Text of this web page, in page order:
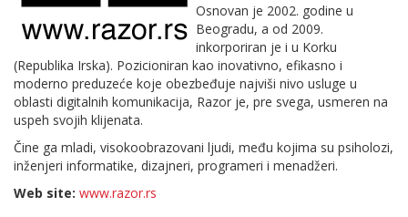
Osnovan je 2002. godine u
Beogradu, a od 2009.
inkorporiran je i u Korku
(Republika Irska). Pozicioniran kao inovativno, efikasno i
moderno preduzeće koje obezbeđuje najviši nivo usluge u
oblasti digitalnih komunikacija, Razor je, pre svega, usmeren na
uspeh svojih klijenata.
Čine ga mladi, visokoobrazovani ljudi, među kojima su psiholozi,
inženjeri informatike, dizajneri, programeri i menadžeri.
Web site: www.razor.rs